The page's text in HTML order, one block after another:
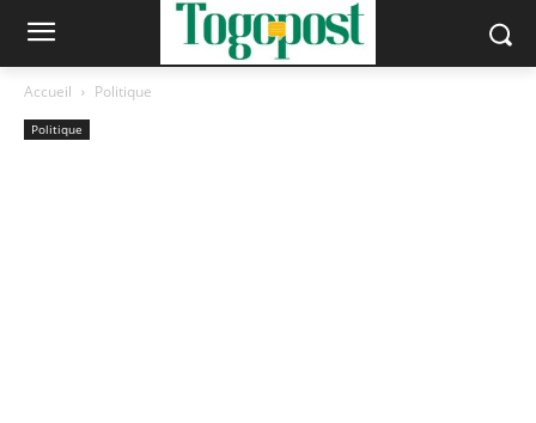
Accueil Politique
Politique